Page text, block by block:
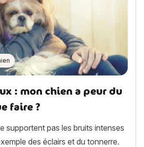
: mon chien a peur du
faire ?
supportent pas les bruits intenses
des éclairs et du tonnerre.